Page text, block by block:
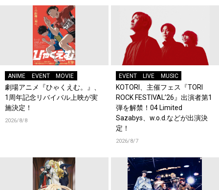
ANIME EVENT MOVIE
劇場アニメ『ひゃくえむ。』、
1周年記念リバイバル上映が実
施決定！
2026/8/8
EVENT LIVE MUSIC
KOTORI、主催フェス『TORI
ROCK FESTIVAL’26』出演者第1
弾を解禁！04 Limited
Sazabys、w.o.d.などが出演決
定！
2026/8/7